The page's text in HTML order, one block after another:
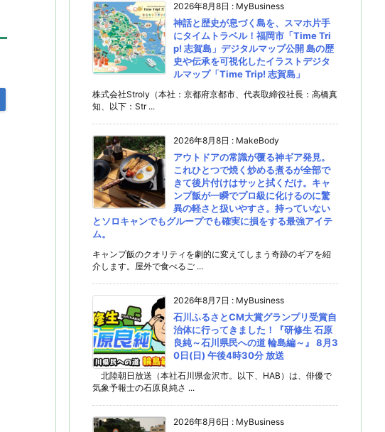
2026年8月8日 : MyBusiness
神話と歴史が息づく島を、スマホ片手
にタイムトラベル！福岡市「Time Tri
p! 志賀島」デジタルマップ公開 島の歴
史や伝承を可視化したイラストデジタ
ルマップ「Time Trip! 志賀島」
株式会社Stroly（本社：京都府京都市、代表取締役社長：高橋真
知、以下：Str ...
2026年8月8日 : MakeBody
アウトドアの常識が覆る神ギア発見。
これひとつで焼く炒める煮るが全部で
きて後片付けはサッと拭くだけ。キャ
ンプ飯が一瞬でプロ級に化けるのに驚
異の軽さと扱いやすさ。持っていない
とソロキャンでもグループでも確実に損をする最強アイテ
ム。
キャンプ飯のクオリティを劇的に変えてしまう奇跡のギアを紹
介します。屋外で食べるご ...
2026年8月7日 : MyBusiness
石川ふるさとCM大賞グランプリ受賞自
治体に行ってきました！『研修生 石原
良純～石川県民への道 輪島編～』 8月3
0日(日) 午後4時30分 放送
北陸朝日放送（本社石川県金沢市。以下、HAB）は、俳優で
気象予報士の石原良純さ ...
2026年8月6日 : MyBusiness